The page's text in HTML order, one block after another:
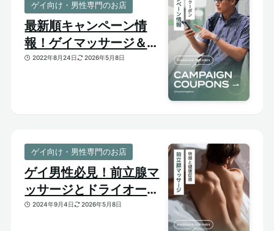
ゲイ向け・男性専門のお店
最新順キャンペーン情
報！ゲイマッサージ＆メ
ンズ向けサロンのお得割
2022年8月24日 2026年5月8日
ゲイ向け・男性専門のお店
ゲイ男性必見！前立腺マ
ッサージとドライオーガ
ズム【はじめての前立腺
2024年9月4日 2026年5月8日